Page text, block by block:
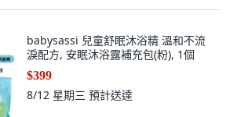
babysassi 兒童舒眠沐浴精 溫和不流
淚配方, 安眠沐浴露補充包(粉), 1個
$399
8/12 星期三 預計送達